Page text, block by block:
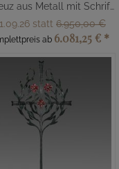
Grabkreuz aus Metall mit Schrifttafel
statt 6.950,00 €
ab 6.081,25 € *